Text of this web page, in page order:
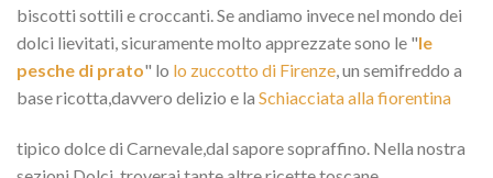
biscotti sottili e croccanti. Se andiamo invece nel mondo dei
dolci lievitati, sicuramente molto apprezzate sono le "le
pesche di prato" lo lo zuccotto di Firenze, un semifreddo a
base ricotta,davvero delizio e la Schiacciata alla fiorentina
tipico dolce di Carnevale,dal sapore sopraffino. Nella nostra